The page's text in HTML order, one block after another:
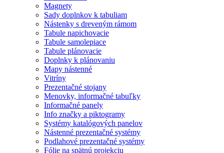
Magnety
Sady doplnkov k tabuliam
Nástenky s dreveným rámom
Tabule napichovacie
Tabule samolepiace
Tabule plánovacie
Doplnky k plánovaniu
Mapy nástenné
Vitríny
Prezentačné stojany
Menovky, informačné tabuľky
Informačné panely
Info značky a piktogramy
Systémy katalógových panelov
Nástenné prezentačné systémy
Podlahové prezentačné systémy
Fólie na spätnú projekciu